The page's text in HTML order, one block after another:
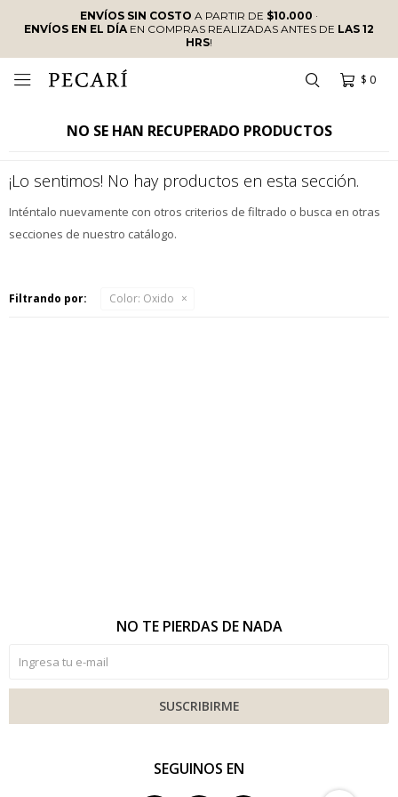
ENVÍOS SIN COSTO A PARTIR DE $10.000 ·
ENVÍOS EN EL DÍAEN COMPRAS REALIZADAS ANTES DE LAS 12
HRS!
$ 0

NO SE HAN RECUPERADO PRODUCTOS
¡Lo sentimos! No hay productos en esta sección.
Inténtalo nuevamente con otros criterios de filtrado o busca en otras
secciones de nuestro catálogo.
Filtrando por: Color: Oxido
SEGUINOS EN
NO TE PIERDAS DE NADA
SUSCRIBIRME